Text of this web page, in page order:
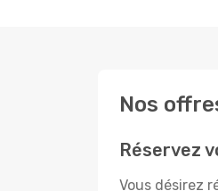
Nos
Réservez
Vous désirez